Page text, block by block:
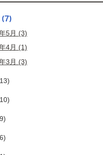
(7)
5月 (3)
4月 (1)
3月 (3)